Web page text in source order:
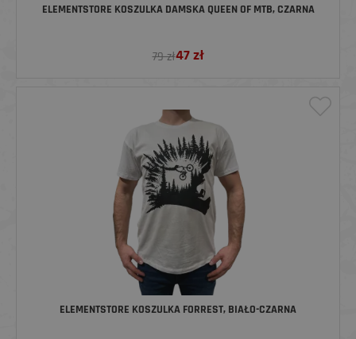
ELEMENTSTORE KOSZULKA DAMSKA QUEEN OF MTB, CZARNA
79 zł47zł
ELEMENTSTORE KOSZULKA FORREST, BIAŁO-CZARNA